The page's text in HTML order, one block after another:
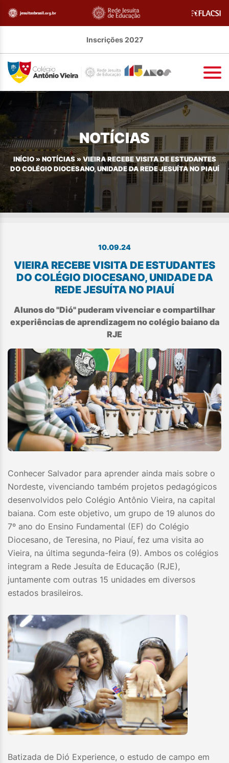
Inscrições 2027
NOTÍCIAS
INÍCIO» NOTÍCIAS»VIEIRA RECEBE VISITA DE ESTUDANTES
DO COLÉGIO DIOCESANO, UNIDADE DA REDE JESUÍTA NO PIAUÍ
10.09.24
VIEIRA RECEBE VISITA DE ESTUDANTES
DO COLÉGIO DIOCESANO, UNIDADE DA
REDE JESUÍTA NO PIAUÍ
Alunos do "Dió" puderam vivenciar e compartilhar
experiências de aprendizagem no colégio baiano da
RJE
Conhecer Salvador para aprender ainda mais sobre o
Nordeste, vivenciando também projetos pedagógicos
desenvolvidos pelo Colégio Antônio Vieira, na capital
baiana. Com este objetivo, um grupo de 19 alunos do
7º ano do Ensino Fundamental (EF) do Colégio
Diocesano, de Teresina, no Piauí, fez uma visita ao
Vieira, na última segunda-feira (9). Ambos os colégios
integram a Rede Jesuíta de Educação (RJE),
juntamente com outras 15 unidades em diversos
estados brasileiros.
Batizada de Dió Experience, o estudo de campo em